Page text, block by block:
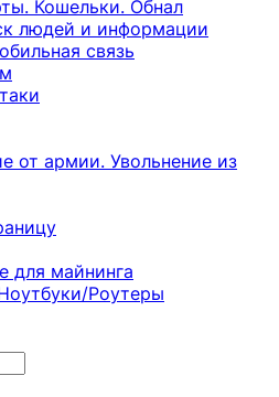
Кошельки. Обнал
людей и информации
связь
от армии. Увольнение из
для майнинга
Роутеры